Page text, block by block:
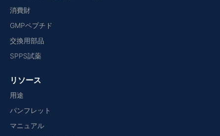
消費財
GMPペプチド
交換用部品
SPPS試薬
リソース
用途
パンフレット
マニュアル